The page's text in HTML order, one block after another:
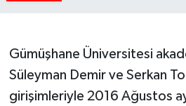
Gümüşhane Üniversitesi
Süleyman Demir ve Serkan
girişimleriyle 2016 Ağustos